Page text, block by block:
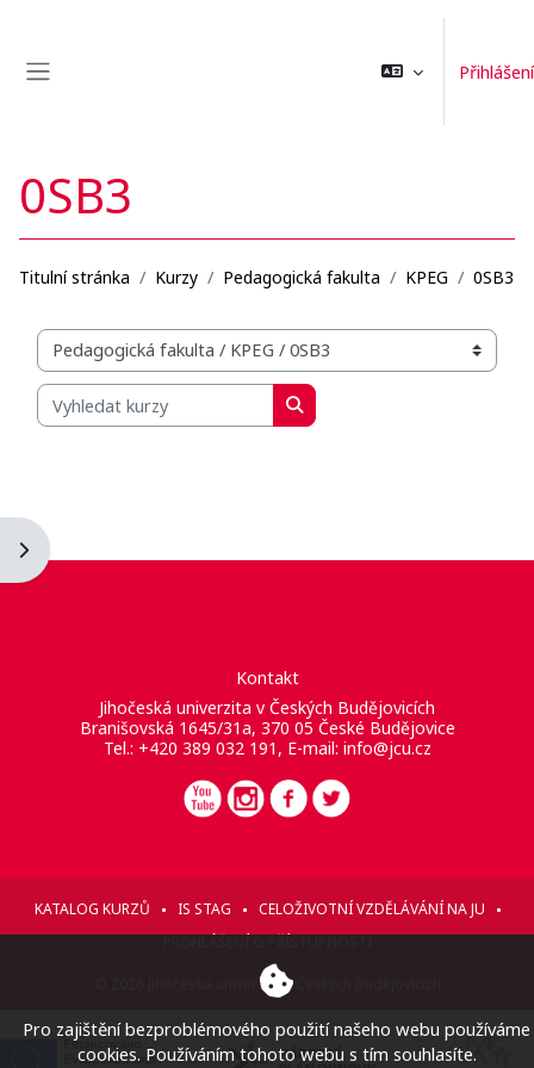
Přihlášení
Otevřít panel bloku
0SB3
Titulní stránka Kurzy Pedagogická fakulta KPEG 0SB3
Organizační struktura kurzů
Vyhledat kurzy
Vyhledat kurzy
Kontakt
Jihočeská univerzita v Českých Budějovicích
Branišovská 1645/31a, 370 05 České Budějovice
Tel.: +420 389 032 191, E-mail: info@jcu.cz
KATALOG KURZŮ IS STAG
CELOŽIVOTNÍ VZDĚLÁVÁNÍ NA JU
© 2026 Jihočeská univerzita v Českých Budějovicích
Pro zajištění bezproblémového použití našeho webu používáme
cookies. Používáním tohoto webu s tím souhlasíte.